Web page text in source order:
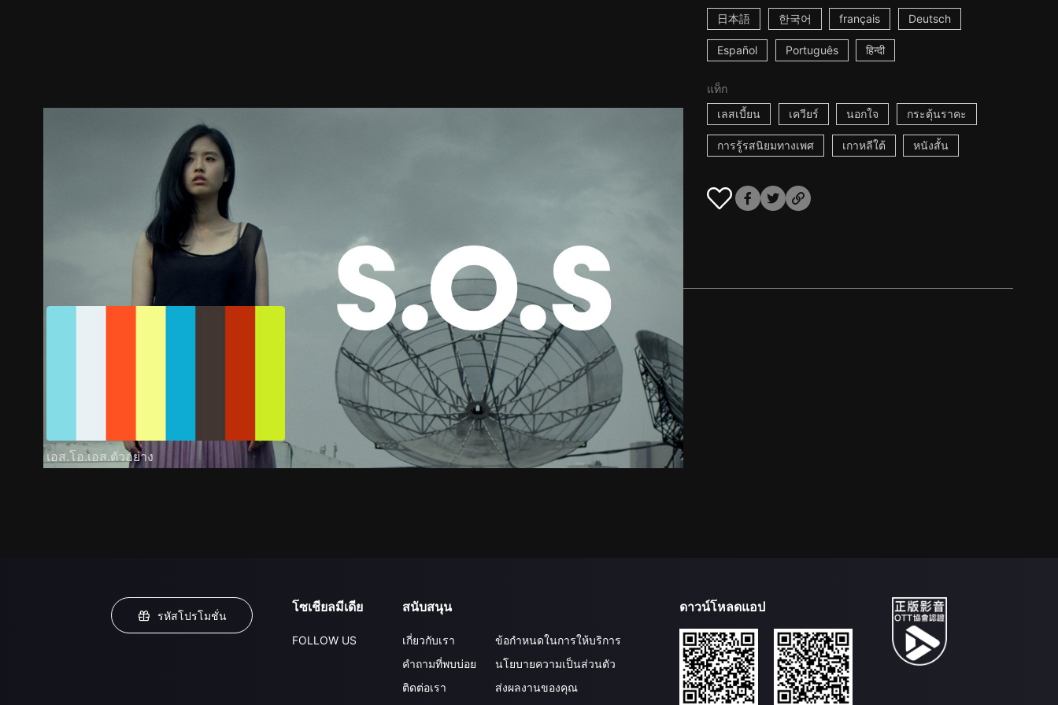
日本語 한국어 français Deutsch
Español Português हिन्दी
แท็ก
เลสเบี้ยน
เควียร์ นอกใจ กระตุ้นราคะ
การรู้รสนิยมทางเพศ เกาหลีใต้ หนังสั้น
ภาพนิ่ง เนื้อหาที่แนะนำ รายละเอียด
เอส.โอ.เอส.ตัวอย่าง
รหัสโปรโมชั่น
โซเชียลมีเดีย
FOLLOW US
สนับสนุน
เกี่ยวกับเรา
คำถามที่พบบ่อย
ติดต่อเรา
ข้อกำหนดในการให้บริการ
นโยบายความเป็นส่วนตัว
ส่งผลงานของคุณ
ดาวน์โหลดแอป